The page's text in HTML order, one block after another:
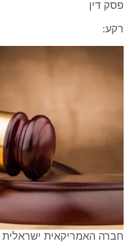
פסק דין
רקע:
חברה האמריקאית ישראלית